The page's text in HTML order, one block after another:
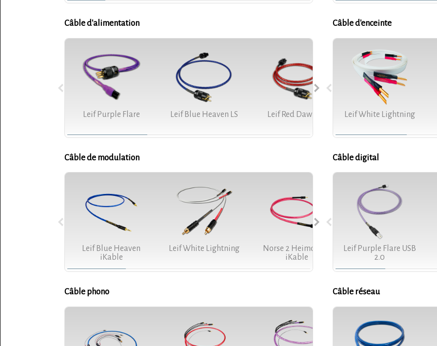
Câble d'alimentation
Leif Purple Flare Leif Blue Heaven LS Leif Red Dawn LS Norse 2 Heimdall 2
Câble d'enceinte
Leif White Lightning
Câble de modulation
Leif Blue Heaven
iKable
Leif White Lightning
Norse 2 Heimdall 2
iKable
Leif Purple Flare
Câble digital
Leif Purple Flare USB
2.0
Câble phono Câble réseau